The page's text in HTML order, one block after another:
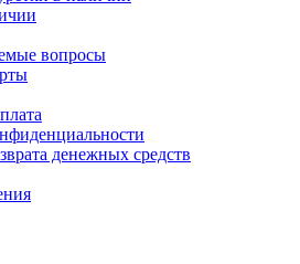
вопросы
денежных средств